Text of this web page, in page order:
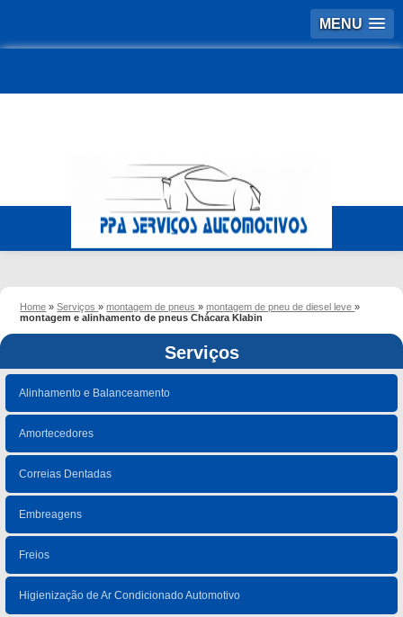
MENU
Home »Serviços»montagem de pneus»montagem de pneu de diesel leve»
montagem e alinhamento de pneus Chácara Klabin
Serviços
Alinhamento e Balanceamento
Amortecedores
Correias Dentadas
Embreagens
Freios
Higienização de Ar Condicionado Automotivo